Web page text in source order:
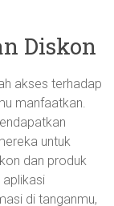
Diskon
akses terhadap
manfaatkan.
untuk
dan produk
aplikasi
di tanganmu,